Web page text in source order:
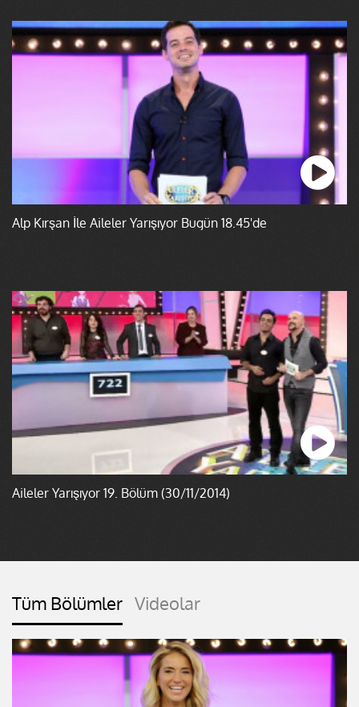
Alp Kırşan İle Aileler Yarışıyor Bugün 18.45'de
Aileler Yarışıyor 19. Bölüm (30/11/2014)
Tüm Bölümler Videolar